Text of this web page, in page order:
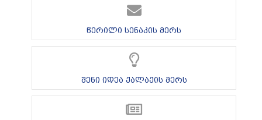
წერილი სენაკის მერს
შენი იდეა ქალაქის მერს